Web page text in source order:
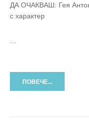
ДА ОЧАКВАШ: Гея
с характер
ПОВЕЧЕ...